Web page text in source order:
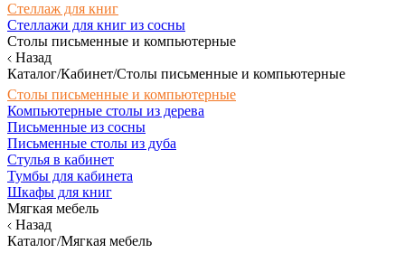
Стеллаж для книг
Стеллажи для книг из сосны
Столы письменные и компьютерные
Назад
Каталог/Кабинет/Столы письменные и компьютерные
Столы письменные и компьютерные
Компьютерные столы из дерева
Письменные из сосны
Письменные столы из дуба
Стулья в кабинет
Тумбы для кабинета
Шкафы для книг
Мягкая мебель
Назад
Каталог/Мягкая мебель